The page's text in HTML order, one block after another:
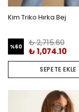
Kim Triko Hırka Bej
%60
₺ 2,715.60
₺ 1,074.10
SEPETE EKLE